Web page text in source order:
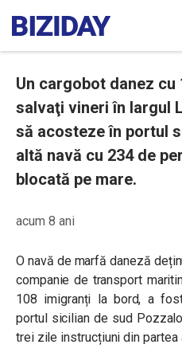
Un cargobot danez
salvaţi vineri în largul
să acosteze în portul
altă navă cu 234 de
blocată pe mare.
acum 8 ani
O navă de marfă daneză
companie de transport
108 imigranți la bord, a
portul sicilian de sud
trei zile instrucțiuni din